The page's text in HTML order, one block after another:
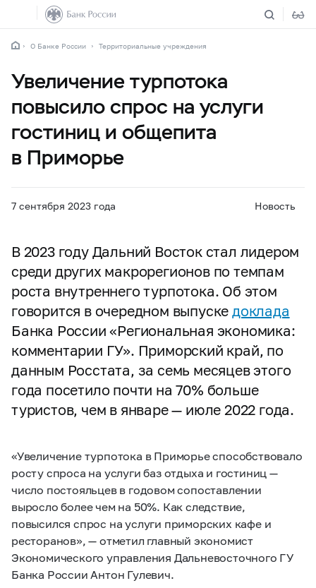
О Банке России Территориальные учреждения
Увеличение турпотока
повысило спрос на услуги
гостиниц и общепита
в Приморье
7 сентября 2023 года Новость
В 2023 году Дальний Восток стал лидером
среди других макрорегионов по темпам
роста внутреннего турпотока. Об этом
говорится в очередном выпуске доклада
Банка России «Региональная экономика:
комментарии ГУ». Приморский край, по
данным Росстата, за семь месяцев этого
года посетило почти на 70% больше
туристов, чем в январе — июле 2022 года.
«Увеличение турпотока в Приморье способствовало
росту спроса на услуги баз отдыха и гостиниц —
число постояльцев в годовом сопоставлении
выросло более чем на 50%. Как следствие,
повысился спрос на услуги приморских кафе и
ресторанов», — отметил главный экономист
Экономического управления Дальневосточного ГУ
Банка России Антон Гулевич.